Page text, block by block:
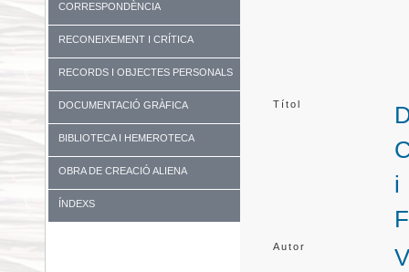
CORRESPONDÈNCIA
RECONEIXEMENT I CRÍTICA
RECORDS I OBJECTES PERSONALS
DOCUMENTACIÓ GRÀFICA
BIBLIOTECA I HEMEROTECA
OBRA DE CREACIÓ ALIENA
ÍNDEXS
Títol
i
Autor